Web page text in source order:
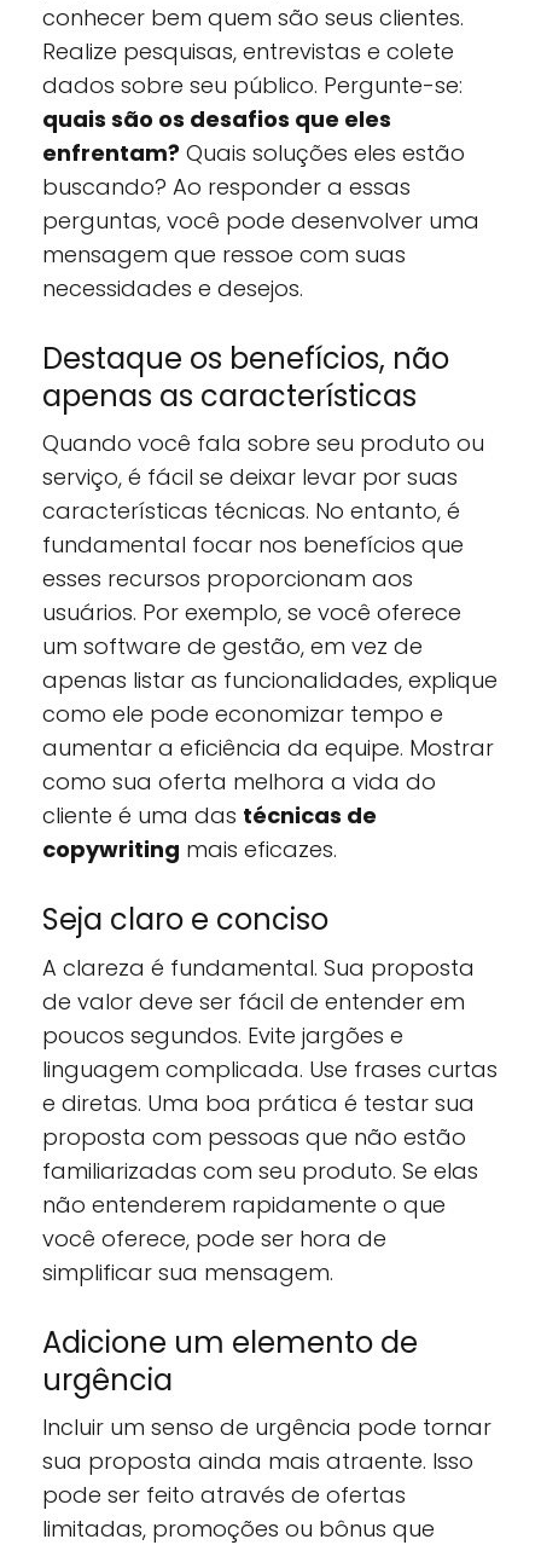
conhecer bem quem são seus clientes.
Realize pesquisas, entrevistas e colete
dados sobre seu público. Pergunte-se:
quais são os desafios que eles
enfrentam? Quais soluções eles estão
buscando? Ao responder a essas
perguntas, você pode desenvolver uma
mensagem que ressoe com suas
necessidades e desejos.
Destaque os benefícios, não
apenas as características
Quando você fala sobre seu produto ou
serviço, é fácil se deixar levar por suas
características técnicas. No entanto, é
fundamental focar nos benefícios que
esses recursos proporcionam aos
usuários. Por exemplo, se você oferece
um software de gestão, em vez de
apenas listar as funcionalidades, explique
como ele pode economizar tempo e
aumentar a eficiência da equipe. Mostrar
como sua oferta melhora a vida do
cliente é uma das técnicas de
copywriting mais eficazes.
Seja claro e conciso
A clareza é fundamental. Sua proposta
de valor deve ser fácil de entender em
poucos segundos. Evite jargões e
linguagem complicada. Use frases curtas
e diretas. Uma boa prática é testar sua
proposta com pessoas que não estão
familiarizadas com seu produto. Se elas
não entenderem rapidamente o que
você oferece, pode ser hora de
simplificar sua mensagem.
Adicione um elemento de
urgência
Incluir um senso de urgência pode tornar
sua proposta ainda mais atraente. Isso
pode ser feito através de ofertas
limitadas, promoções ou bônus que